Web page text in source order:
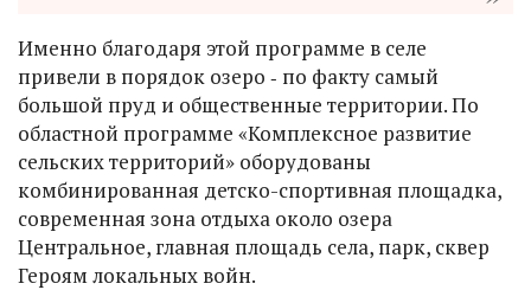
Именно благодаря этой программе в селе
привели в порядок озеро ‑ по факту самый
большой пруд и общественные территории. По
областной программе «Комплексное развитие
сельских территорий» оборудованы
комбинированная детско-спортивная площадка,
современная зона отдыха около озера
Центральное, главная площадь села, парк, сквер
Героям локальных войн.